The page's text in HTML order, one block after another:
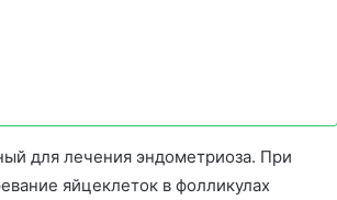
для лечения эндометриоза. При
яйцеклеток в фолликулах